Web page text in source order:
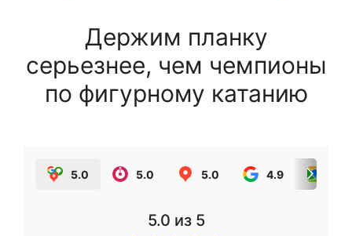
Держим планку
серьезнее, чем чемпионы
по фигурному катанию
5.0 5.0 5.0 4.9
5.0 из 5